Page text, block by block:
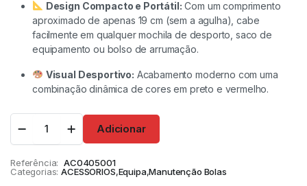
Design Compacto e Portátil: Com um comprimento
aproximado de apenas 19 cm (sem a agulha), cabe
facilmente em qualquer mochila de desporto, saco de
equipamento ou bolso de arrumação.
Visual Desportivo: Acabamento moderno com uma
combinação dinâmica de cores em preto e vermelho.
Adicionar
Referência: AC0405001
Categorias: ACESSORIOS,Equipa,Manutenção Bolas